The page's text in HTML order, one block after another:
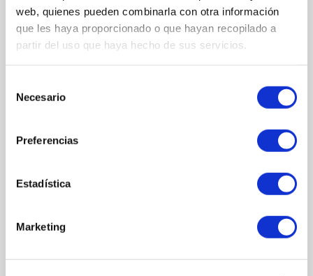
web, quienes pueden combinarla con otra información
que les haya proporcionado o que hayan recopilado a
partir del uso que haya hecho de sus servicios.
Necesario
Preferencias
Estadística
Marketing
FORMAS DE PAGO
El Toque del Experto